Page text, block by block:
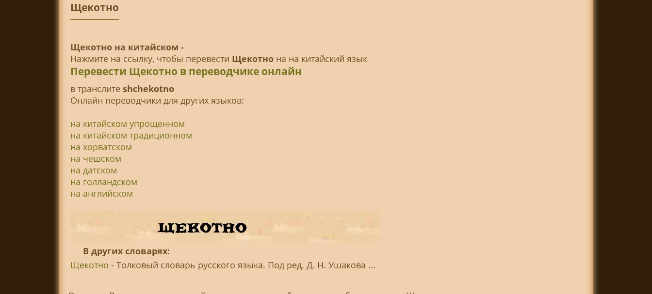
Щекотно
Щекотно на китайском -
Нажмите на ссылку, чтобы перевести Щекотнона на китайский язык
Перевести Щекотно в переводчике онлайн
в транслитe shchekotno
Онлайн переводчики для других языков:
на китайском упрощенном
на китайском традиционном
на хорватском
на чешском
на датском
на голландском
на английском
В других словарях:
Щекотно - Толковый словарь русского языка. Под ред. Д. Н. Ушакова ...